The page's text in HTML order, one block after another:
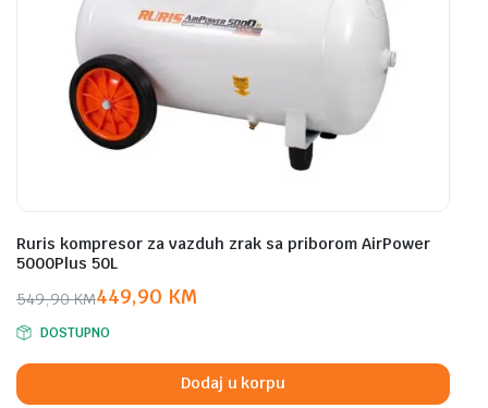
Ruris kompresor za vazduh zrak sa priborom AirPower
5000Plus 50L
549,90KM
Original
price
was:
549,90 KM.
449,90 KM
Current
price
is:
449,90 KM.
DOSTUPNO
Dodaj u korpu